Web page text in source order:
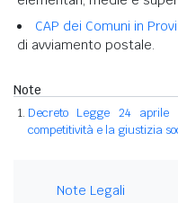
CAP dei Comuni in
di avviamento postale.
Note
Decreto Legge 24
competitività e la giustizia
Note Legali